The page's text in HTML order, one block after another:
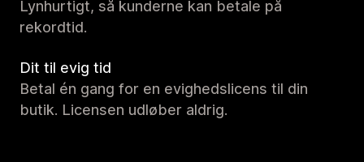
Lynhurtigt, så kunderne kan betale på
rekordtid.
Dit til evig tid
Betal én gang for en evighedslicens til din
butik. Licensen udløber aldrig.